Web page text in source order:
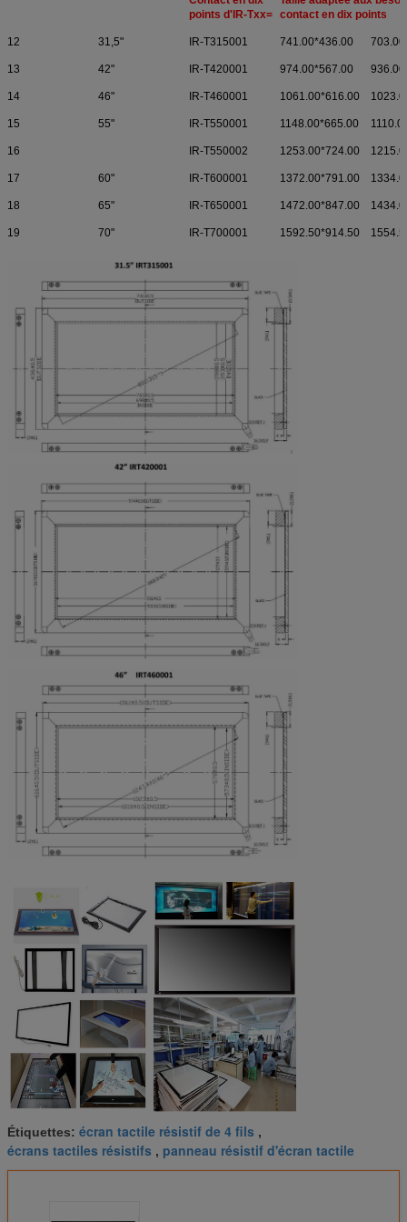
points d'IR-Txx= contact en dix points
12 31,5" IR-T315001 741.00*436.00
13 42" IR-T420001 974.00*567.00
14 46" IR-T460001 1061.00*616.00
15 55" IR-T550001 1148.00*665.00
16 IR-T550002 1253.00*724.00
17 60" IR-T600001 1372.00*791.00
18 65" IR-T650001 1472.00*847.00
19 70" IR-T700001 1592.50*914.50
Étiquettes: écran tactile résistif de 4 fils ,
écrans tactiles résistifs , panneau résistif d'écran tactile